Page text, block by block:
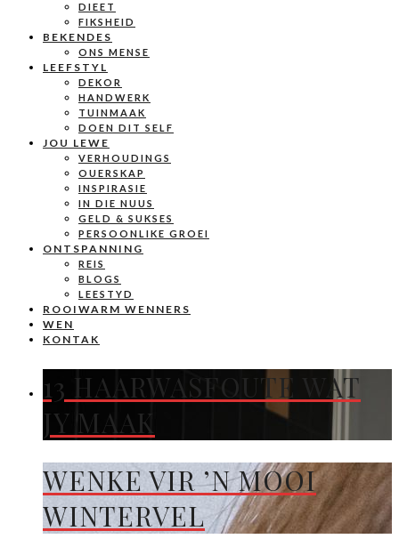
DIEET
FIKSHEID
BEKENDES
ONS MENSE
LEEFSTYL
DEKOR
HANDWERK
TUINMAAK
DOEN DIT SELF
JOU LEWE
VERHOUDINGS
OUERSKAP
INSPIRASIE
IN DIE NUUS
GELD & SUKSES
PERSOONLIKE GROEI
ONTSPANNING
REIS
BLOGS
LEESTYD
ROOIWARM WENNERS
WEN
KONTAK
13 HAARWASFOUTE WAT
JY MAAK
WENKE VIR ’N MOOI
WINTERVEL